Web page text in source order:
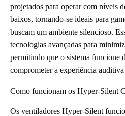
projetados para operar com níveis
baixos, tornando-se ideais para
buscam um ambiente silencioso.
tecnologias avançadas para
permitindo que o sistema funcione
comprometer a experiência
Como funcionam os Hyper-Silent
Os ventiladores Hyper-Silent